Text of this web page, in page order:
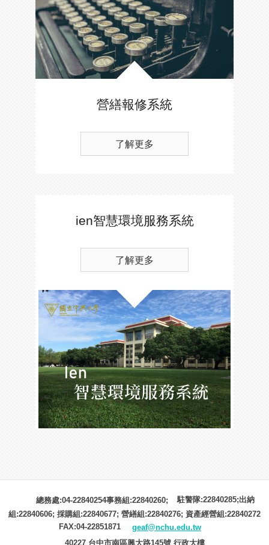
營繕報修系統
了解更多
ien智慧環境服務系統
了解更多
總務處:04-22840254事務組:22840260;
駐警隊:22840285;出納
組:22840606; 採購組:22840677; 營繕組:22840276; 資產經營組:22840272
FAX:04-22851871
geaf@nchu.edu.tw
40227 台中市南區興大路145號 行政大樓